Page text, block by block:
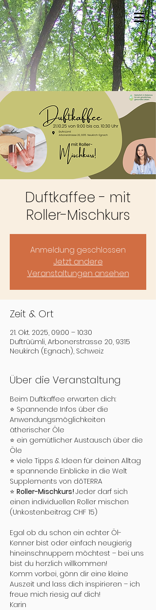
Duftkaffee - mit
Roller-Mischkurs
Anmeldung geschlossen
Jetzt andere
Veranstaltungen ansehen
Zeit & Ort
21. Okt. 2025, 09:00 – 10:30
Duftrüümli, Arbonerstrasse 20, 9315
Neukirch (Egnach), Schweiz
Über die Veranstaltung
Beim Duftkaffee erwarten dich:
⭐️ Spannende Infos über die
Anwendungsmöglichkeiten
ätherischer Öle
⭐️ ein gemütlicher Austausch über die
Öle
⭐️ viele Tipps & Ideen für deinen Alltag
⭐️ spannende Einblicke in die Welt
Supplements von dōTERRA
⭐️ Roller-Mischkurs! Jeder darf sich
einen individuellen Roller mischen
(Unkostenbeitrag: CHF 15)
Egal ob du schon ein echter Öl-
Kenner bist oder einfach neugierig
hineinschnuppern möchtest – bei uns
bist du herzlich willkommen!
Komm vorbei, gönn dir eine kleine
Auszeit und lass dich inspirieren – ich
freue mich riesig auf dich!
Karin